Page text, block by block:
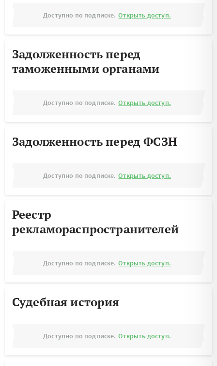
Доступно по подписке. Открыть доступ.
Задолженность перед
таможенными органами
Доступно по подписке. Открыть доступ.
Задолженность перед ФСЗН
Доступно по подписке. Открыть доступ.
Реестр
рекламораспространителей
Доступно по подписке. Открыть доступ.
Судебная история
Доступно по подписке. Открыть доступ.